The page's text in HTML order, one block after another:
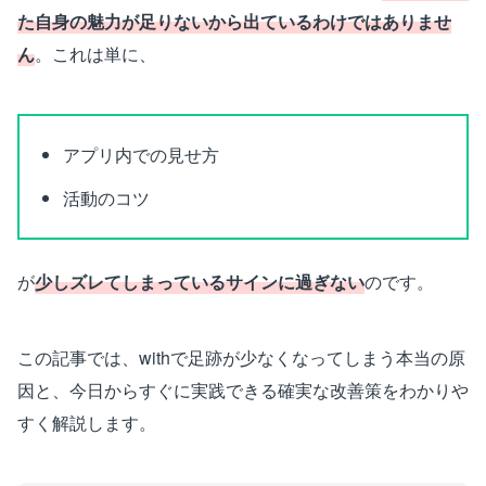
た自身の魅力が足りないから出ているわけではありませ
ん。これは単に、
アプリ内での見せ方
活動のコツ
が少しズレてしまっているサインに過ぎないのです。
この記事では、withで足跡が少なくなってしまう本当の原
因と、今日からすぐに実践できる確実な改善策をわかりや
すく解説します。